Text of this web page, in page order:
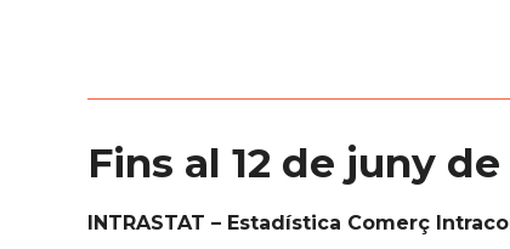
Fins al 12 de juny de
INTRASTAT – Estadística Comerç